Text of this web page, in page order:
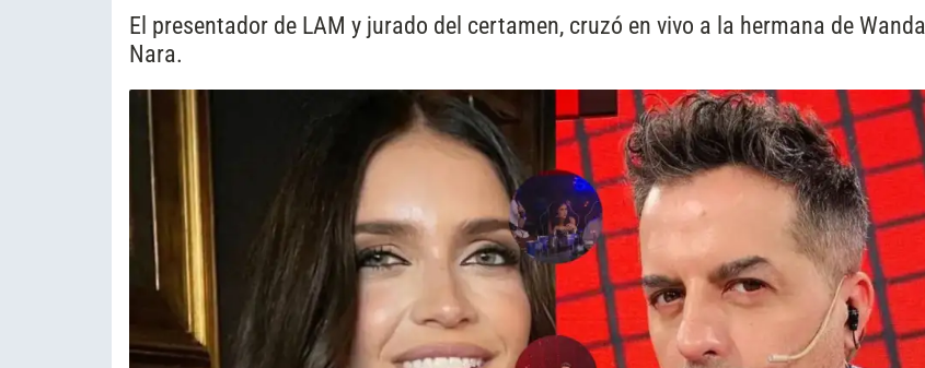
El presentador de LAM y jurado del certamen, cruzó en vivo a la hermana de Wanda
Nara.